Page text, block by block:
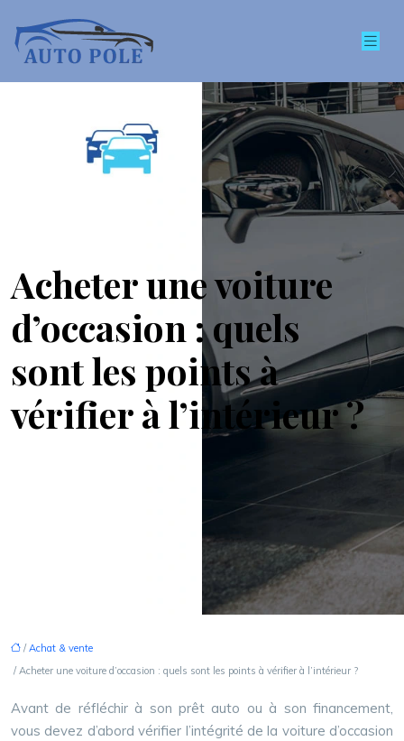
Acheter une voiture
d’occasion : quels
sont les points à
vérifier à l’intérieur ?
/Achat & vente
/ Acheter une voiture d’occasion : quels sont les points à vérifier à l’intérieur ?
Avant de réfléchir à son prêt auto ou à son financement,
vous devez d’abord vérifier l’intégrité de la voiture d’occasion